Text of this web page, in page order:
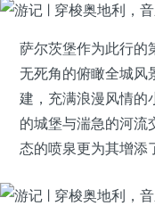
萨尔茨堡作为此行的
无死角的俯瞰全城风
建，充满浪漫风情的
的城堡与湍急的河流
态的喷泉更为其增添